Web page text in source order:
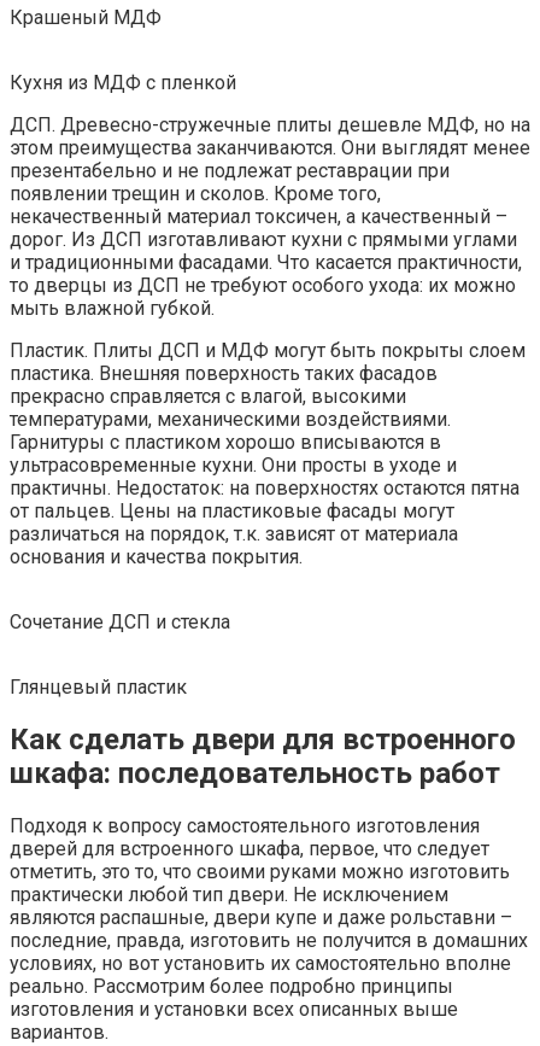
Крашеный МДФ
Кухня из МДФ с пленкой
ДСП. Древесно-стружечные плиты дешевле МДФ, но на
этом преимущества заканчиваются. Они выглядят менее
презентабельно и не подлежат реставрации при
появлении трещин и сколов. Кроме того,
некачественный материал токсичен, а качественный –
дорог. Из ДСП изготавливают кухни с прямыми углами
и традиционными фасадами. Что касается практичности,
то дверцы из ДСП не требуют особого ухода: их можно
мыть влажной губкой.
Пластик. Плиты ДСП и МДФ могут быть покрыты слоем
пластика. Внешняя поверхность таких фасадов
прекрасно справляется с влагой, высокими
температурами, механическими воздействиями.
Гарнитуры с пластиком хорошо вписываются в
ультрасовременные кухни. Они просты в уходе и
практичны. Недостаток: на поверхностях остаются пятна
от пальцев. Цены на пластиковые фасады могут
различаться на порядок, т.к. зависят от материала
основания и качества покрытия.
Сочетание ДСП и стекла
Глянцевый пластик
Как сделать двери для встроенного
шкафа: последовательность работ
Подходя к вопросу самостоятельного изготовления
дверей для встроенного шкафа, первое, что следует
отметить, это то, что своими руками можно изготовить
практически любой тип двери. Не исключением
являются распашные, двери купе и даже рольставни –
последние, правда, изготовить не получится в домашних
условиях, но вот установить их самостоятельно вполне
реально. Рассмотрим более подробно принципы
изготовления и установки всех описанных выше
вариантов.